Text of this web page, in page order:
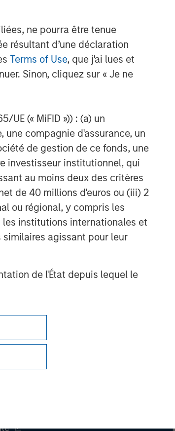
ne pourra être tenue
résultant d’une déclaration
Terms of Use, que j'ai lues et
Sinon, cliquez sur « Je ne
UE (« MiFID »)) : (a) un
compagnie d'assurance, un
de gestion de ce fonds, une
investisseur institutionnel, qui
au moins deux des critères
de 40 millions d'euros ou (iii) 2
ou régional, y compris les
institutions internationales et
similaires agissant pour leur
de l'État depuis lequel le